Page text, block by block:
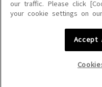
楽曲及びコンテンツは、機種により
楽曲及びコンテンツの配信日、配信
our traffic. Please click
your cookie settings on
Accept